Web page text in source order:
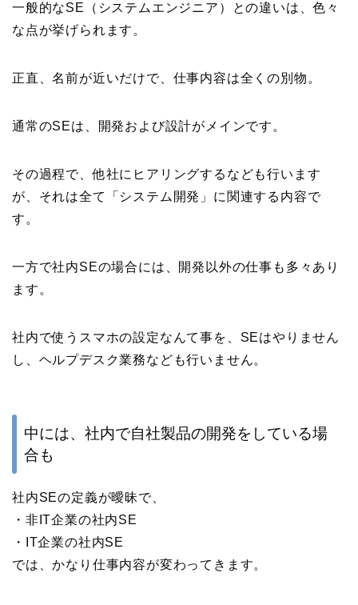
一般的なSE（システムエンジニア）との違いは、色々
な点が挙げられます。
正直、名前が近いだけで、仕事内容は全くの別物。
通常のSEは、開発および設計がメインです。
その過程で、他社にヒアリングするなども行います
が、それは全て「システム開発」に関連する内容で
す。
一方で社内SEの場合には、開発以外の仕事も多々あり
ます。
社内で使うスマホの設定なんて事を、SEはやりません
し、ヘルプデスク業務なども行いません。
中には、社内で自社製品の開発をしている場
合も
社内SEの定義が曖昧で、
・非IT企業の社内SE
・IT企業の社内SE
では、かなり仕事内容が変わってきます。